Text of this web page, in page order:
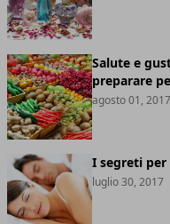
Salute e
preparare
agosto 01, 2017
I segreti
luglio 30, 2017